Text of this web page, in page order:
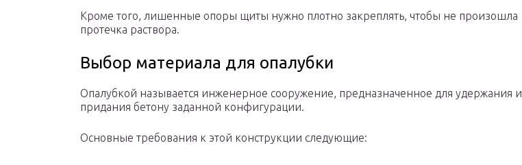
Кроме того, лишенные опоры щиты нужно плотно закреплять, чтобы не произошла
протечка раствора.
Выбор материала для опалубки
Опалубкой называется инженерное сооружение, предназначенное для удержания и
придания бетону заданной конфигурации.
Основные требования к этой конструкции следующие: